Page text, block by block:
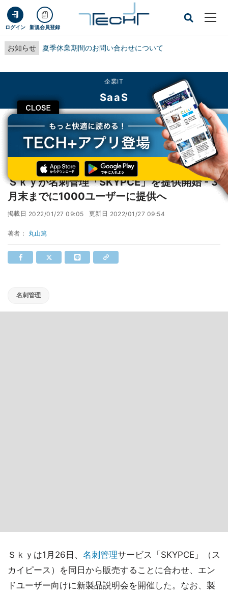
ログイン 新規会員登録
お知らせ 夏季休業期間のお問い合わせについて
CLOSE
企業IT
SaaS
TECH+ 企業IT
SaaS
Ｓｋｙが名刺管理「SKYPCE」を提供開始 - 3月末までに1000ユーザーに提供へ
Ｓｋｙが名刺管理「SKYPCE」を提供開始 - 3
月末までに1000ユーザーに提供へ
掲載日 2022/01/27 09:05 更新日 2022/01/27 09:54
著者： 丸山篤
名刺管理
Ｓｋｙは1月26日、 名刺管理サービス「SKYPCE」（ス
カイピース）を同日から販売することに合わせ、エン
ドユーザー向けに新製品説明会を開催した。なお、製